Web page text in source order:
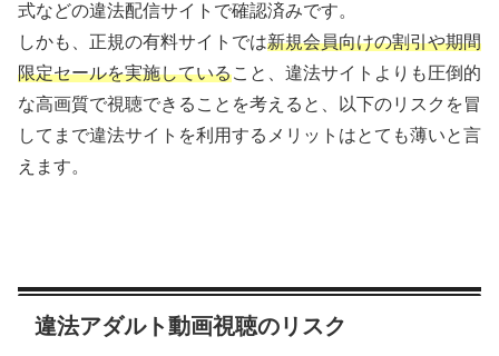
式などの違法配信サイトで確認済みです。
しかも、正規の有料サイトでは新規会員向けの割引や期間
限定セールを実施していること、違法サイトよりも圧倒的
な高画質で視聴できることを考えると、以下のリスクを冒
してまで違法サイトを利用するメリットはとても薄いと言
えます。
違法アダルト動画視聴のリスク